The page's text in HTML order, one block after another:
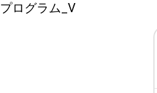
ログラム_V